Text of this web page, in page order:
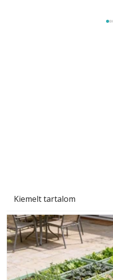
Kiemelt tartalom